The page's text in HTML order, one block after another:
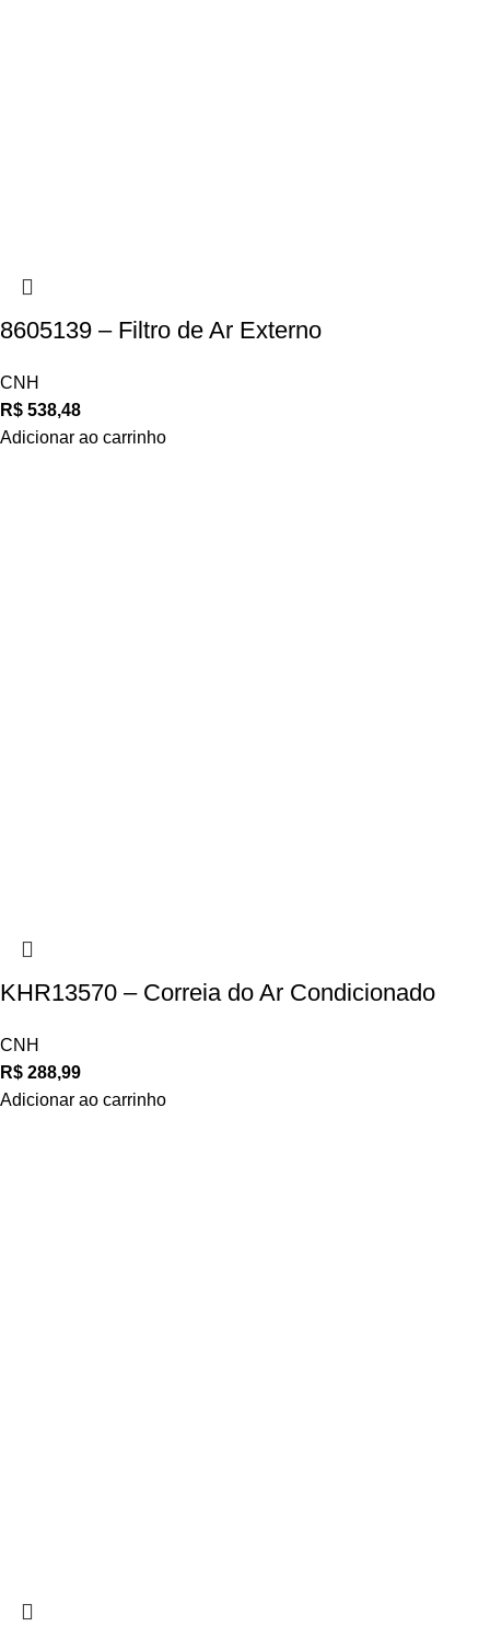
8605139 – Filtro de Ar Externo
CNH
R$ 538,48
Adicionar ao carrinho
KHR13570 – Correia do Ar Condicionado
CNH
R$ 288,99
Adicionar ao carrinho